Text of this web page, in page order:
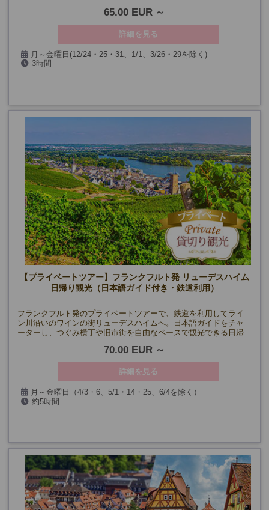
65.00 EUR
詳細を見る
月～金曜日(12/24・25・31、1/1、3/26・29を除く)
3時間
【プライベートツアー】フランクフルト発 リューデスハイム
日帰り観光（日本語ガイド付き・鉄道利用）
フランクフルト発のプライベートツアーで、鉄道を利用してライ
ン川沿いのワインの街リューデスハイムへ。日本語ガイドをチャ
ーターし、つぐみ横丁や旧市街を自由なペースで観光できる日帰
70.00 EUR
詳細を見る
月～金曜日（4/3・6、5/1・14・25、6/4を除く）
約5時間